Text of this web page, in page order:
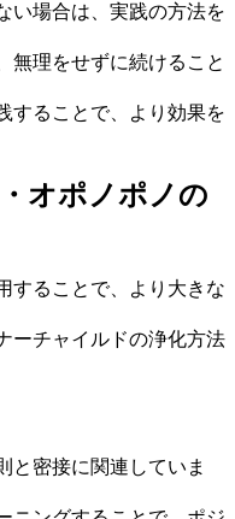
い場合は、実践の方法を
無理をせずに続けること
することで、より効果を
オポノポノの
することで、より大きな
ーチャイルドの浄化方法
と密接に関連していま